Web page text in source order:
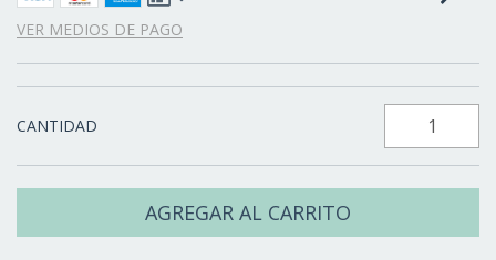
VER MEDIOS DE PAGO
CANTIDAD